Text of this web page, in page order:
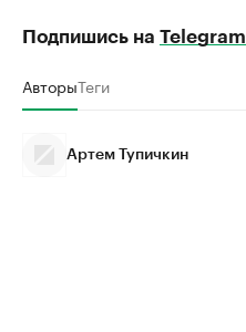
Подпишись на Telegram
АвторыТеги
Артем Тупичкин